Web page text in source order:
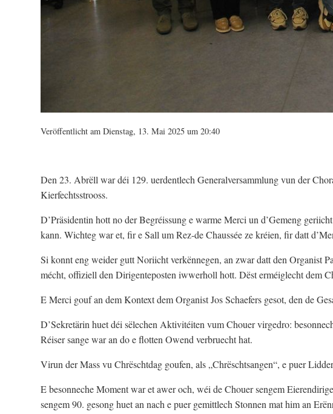
Veröffentlicht am Dienstag, 13. Mai 2025 um 20:40
Den 23. Abrëll war déi 129. uerdentlech Generalversammlung vun der
Kierfechtsstrooss.
D’Präsidentin hott no der Begréissung e warme Merci un d’Gemeng
kann. Wichteg war et, fir e Sall um Rez-de Chaussée ze kréien, fir datt
Si konnt eng weider gutt Noriicht verkënnegen, an zwar datt den Organist
mécht, offiziell den Dirigenteposten iwwerholl hott. Dëst erméiglecht dem
E Merci gouf an dem Kontext dem Organist Jos Schaefers gesot, den de
D’Sekretärin huet déi sëlechen Aktivitéiten vum Chouer virgedro:
Réiser sange war an do e flotten Owend verbruecht hat.
Virun der Mass vu Chrëschtdag goufen, als „Chrëschtsangen“, e puer
E besonneche Moment war et awer och, wéi de Chouer sengem
sengem 90. gesong huet an nach e puer gemittlech Stonnen mat him an